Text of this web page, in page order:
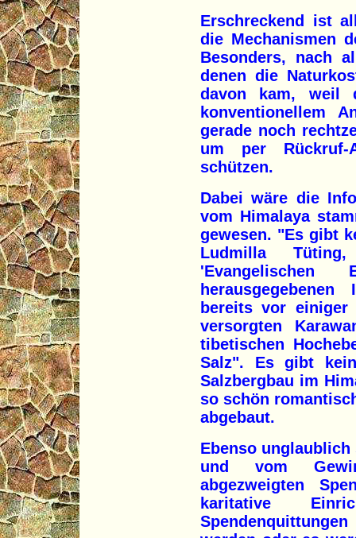
Erschreckend ist
die Mechanismen
Besonders, nach
denen die
davon kam, weil
konventionellem
gerade noch
um per
schützen.
Dabei wäre die
vom Himalaya
gewesen. "Es gibt
Ludmilla
'Evangelischen
herausgegebenen
bereits vor einiger
versorgten
tibetischen
Salz". Es gibt
Salzbergbau im
so schön
abgebaut.
Ebenso
und vom
abgezweigten
karitative